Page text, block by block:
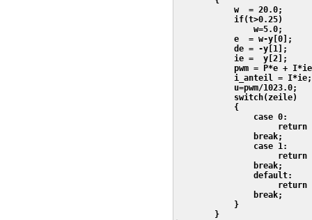
w  = 20.0;
            if(t>0.25)
                w=5.0;
e  = w-y[0];
de = -y[1];
ie =  y[2];
pwm = P*e +
            i_anteil = I*ie;
            u=pwm/1023.0;
            switch(zeile)
            {
                case 0:
return
                break;
                case 1:
return
                default:
return
            }
        }